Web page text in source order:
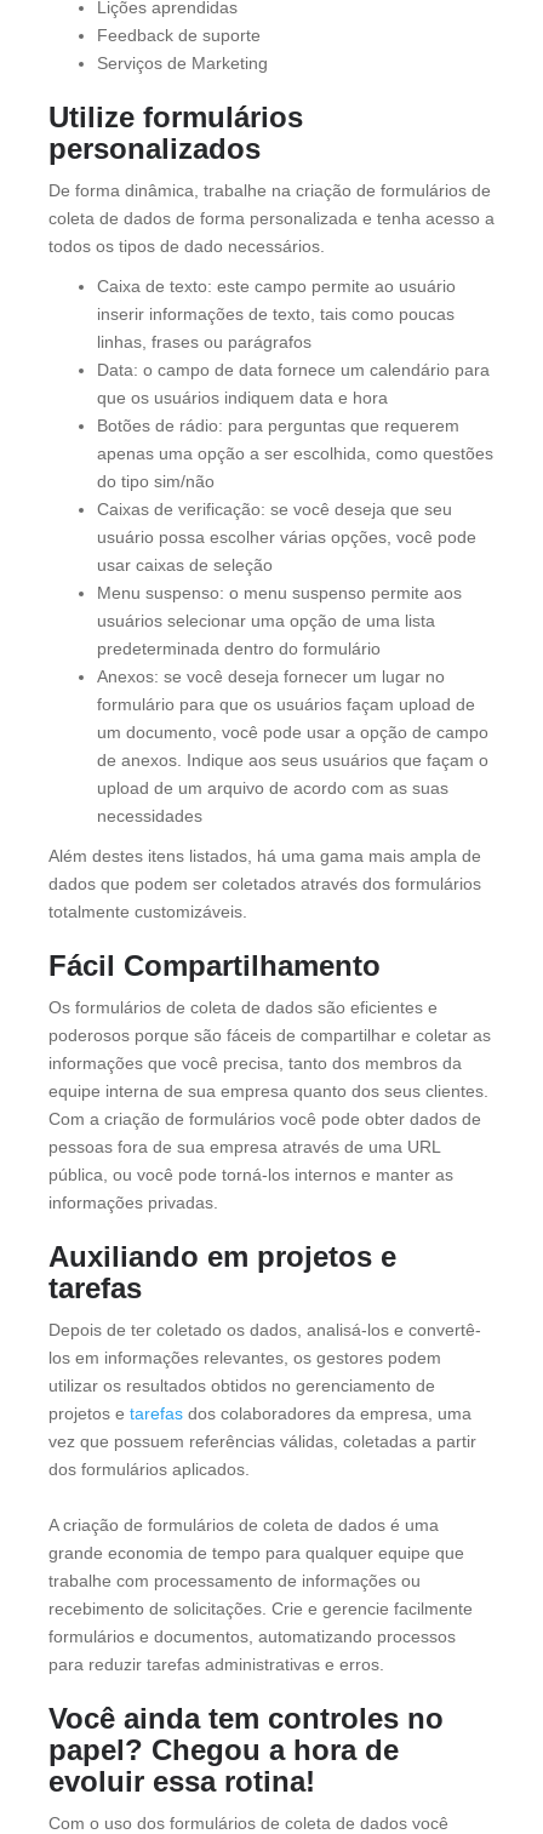
Lições aprendidas
Feedback de suporte
Serviços de Marketing
Utilize formulários
personalizados
De forma dinâmica, trabalhe na criação de formulários de
coleta de dados de forma personalizada e tenha acesso a
todos os tipos de dado necessários.
Caixa de texto: este campo permite ao usuário
inserir informações de texto, tais como poucas
linhas, frases ou parágrafos
Data: o campo de data fornece um calendário para
que os usuários indiquem data e hora
Botões de rádio: para perguntas que requerem
apenas uma opção a ser escolhida, como questões
do tipo sim/não
Caixas de verificação: se você deseja que seu
usuário possa escolher várias opções, você pode
usar caixas de seleção
Menu suspenso: o menu suspenso permite aos
usuários selecionar uma opção de uma lista
predeterminada dentro do formulário
Anexos: se você deseja fornecer um lugar no
formulário para que os usuários façam upload de
um documento, você pode usar a opção de campo
de anexos. Indique aos seus usuários que façam o
upload de um arquivo de acordo com as suas
necessidades
Além destes itens listados, há uma gama mais ampla de
dados que podem ser coletados através dos formulários
totalmente customizáveis.
Fácil Compartilhamento
Os formulários de coleta de dados são eficientes e
poderosos porque são fáceis de compartilhar e coletar as
informações que você precisa, tanto dos membros da
equipe interna de sua empresa quanto dos seus clientes.
Com a criação de formulários você pode obter dados de
pessoas fora de sua empresa através de uma URL
pública, ou você pode torná-los internos e manter as
informações privadas.
Auxiliando em projetos e
tarefas
Depois de ter coletado os dados, analisá-los e convertê-
los em informações relevantes, os gestores podem
utilizar os resultados obtidos no gerenciamento de
projetos e tarefas dos colaboradores da empresa, uma
vez que possuem referências válidas, coletadas a partir
dos formulários aplicados.
A criação de formulários de coleta de dados é uma
grande economia de tempo para qualquer equipe que
trabalhe com processamento de informações ou
recebimento de solicitações. Crie e gerencie facilmente
formulários e documentos, automatizando processos
para reduzir tarefas administrativas e erros.
Você ainda tem controles no
papel? Chegou a hora de
evoluir essa rotina!
Com o uso dos formulários de coleta de dados você